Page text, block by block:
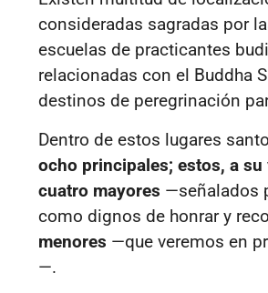
consideradas sagradas por
escuelas de practicantes
relacionadas con el Buddha
destinos de peregrinación
Dentro de estos lugares
ocho principales; estos, a su
cuatro mayores —señalados
como dignos de honrar y
menores —que veremos en
—.